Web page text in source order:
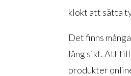
klokt att sätta
Det finns
lång sikt. Att till
produkter